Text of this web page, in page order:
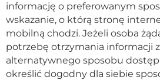
informację o preferowanym
wskazanie, o którą stronę
mobilną chodzi. Jeżeli osoba
potrzebę otrzymania informacji
alternatywnego sposobu
określić dogodny dla siebie